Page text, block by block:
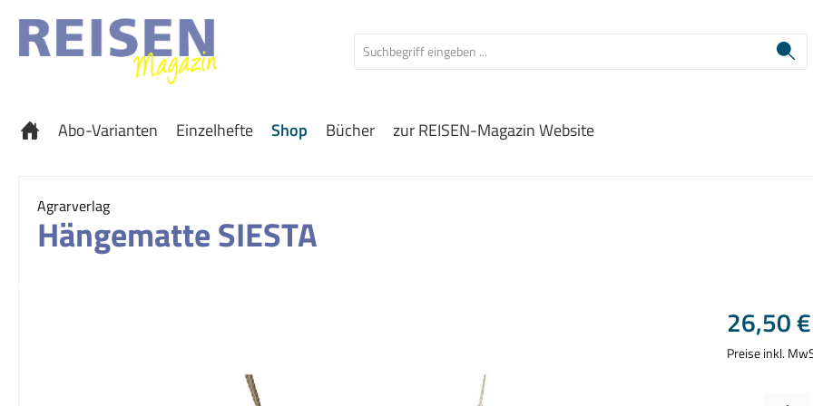
Hauptinhalt springen
Zur Suche springen
Zur Hauptnavigation springen
Abo-Varianten Einzelhefte Shop Bücher zur REISEN-Magazin Website
Agrarverlag
Hängematte SIESTA
Regulärer Preis:
26,50 €
Preise inkl.
Produkt